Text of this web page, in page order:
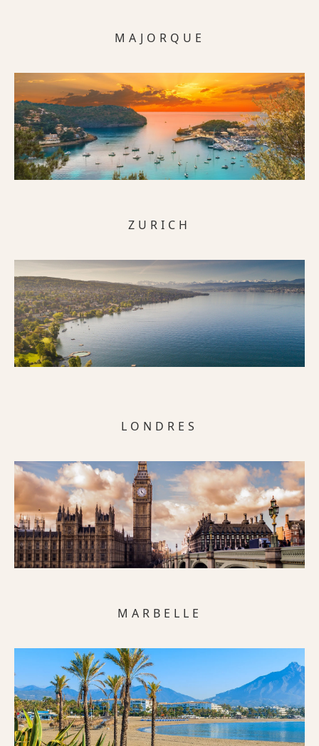
MAJORQUE
ZURICH
LONDRES
MARBELLE